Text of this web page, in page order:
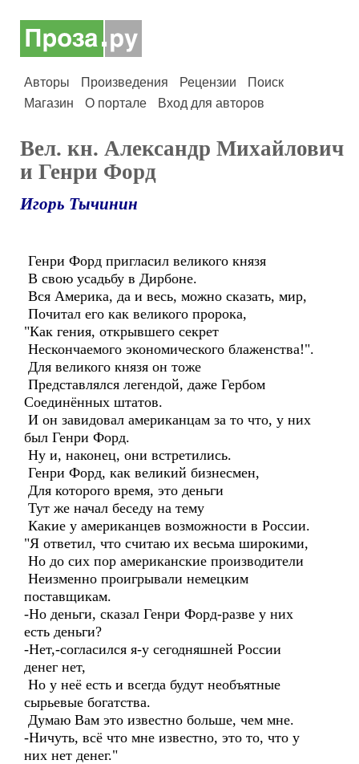
Авторы Произведения Рецензии
Поиск
Магазин
О портале Вход для авторов
Вел. кн. Александр Михайлович
и Генри Форд
Игорь Тычинин
Генри Форд пригласил великого князя
В свою усадьбу в Дирбоне.
Вся Америка, да и весь, можно сказать, мир,
Почитал его как великого пророка,
"Как гения, открывшего секрет
Нескончаемого экономического блаженства!".
Для великого князя он тоже
Представлялся легендой, даже Гербом
Соединённых штатов.
И он завидовал американцам за то что, у них
был Генри Форд.
Ну и, наконец, они встретились.
Генри Форд, как великий бизнесмен,
Для которого время, это деньги
Тут же начал беседу на тему
Какие у американцев возможности в России.
"Я ответил, что считаю их весьма широкими,
Но до сих пор американские производители
Неизменно проигрывали немецким
поставщикам.
-Но деньги, сказал Генри Форд-разве у них
есть деньги?
-Нет,-согласился я-у сегодняшней России
денег нет,
Но у неё есть и всегда будут необъятные
сырьевые богатства.
Думаю Вам это известно больше, чем мне.
-Ничуть, всё что мне известно, это то, что у
них нет денег."